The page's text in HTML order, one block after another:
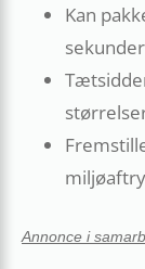
Kan
sekunder
Annonce i